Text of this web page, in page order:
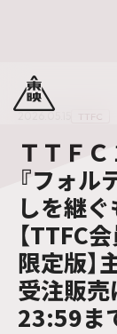
TTFC
ＴＴＦ
『フォ
しを継ぐ
【TTFC
限定版】
受注販売
23:59ま